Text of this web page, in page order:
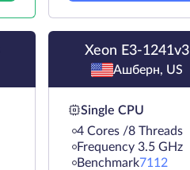
Xeon E3-1241v3
Ашберн, US
Single CPU
4 Cores /8 Threads
Frequency 3.5 GHz
Benchmark7112